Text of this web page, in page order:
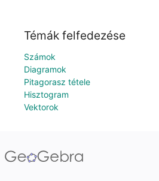
Témák felfedezése
Számok
Diagramok
Pitagorasz tétele
Hisztogram
Vektorok